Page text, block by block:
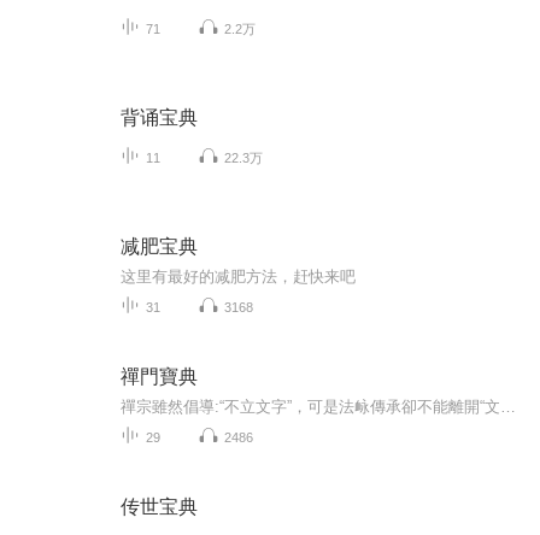
71 2.2万
背诵宝典
11 22.3万
减肥宝典
这里有最好的减肥方法，赶快来吧
31 3168
禪門寶典
29 2486
传世宝典